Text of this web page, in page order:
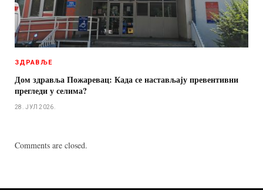
ЗДРАВЉЕ
Дом здравља Пожаревац: Када се настављају превентивни
прегледи у селима?
28. ЈУЛ 2026.
Comments are closed.